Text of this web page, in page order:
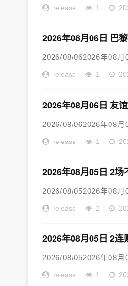
release 1
2026年08月06日 巴
2026/08/062026年08月
release 1
2026年08月06日 友
2026/08/062026年08月
release 1
2026年08月05日 2场
2026/08/052026年08月
release 2
2026年08月05日 2连
2026/08/052026年08月
release 1